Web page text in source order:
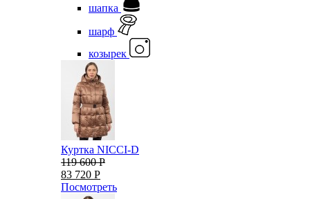
шапка
шарф
козырек
Куртка NICCI-D
119 600 Р
83 720 Р
Посмотреть